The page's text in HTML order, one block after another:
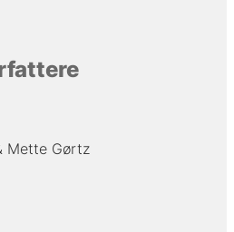
Mette Gørtz